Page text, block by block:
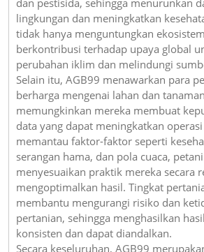
lingkungan dan meningkatkan
tidak hanya menguntungkan
berkontribusi terhadap upaya global
perubahan iklim dan melindungi
Selain itu, AGB99 menawarkan para
berharga mengenai lahan dan
memungkinkan mereka membuat
data yang dapat meningkatkan
memantau faktor-faktor seperti
serangan hama, dan pola cuaca,
menyesuaikan praktik mereka secara
mengoptimalkan hasil. Tingkat
membantu mengurangi risiko dan
pertanian, sehingga menghasilkan
konsisten dan dapat diandalkan.
Secara keseluruhan, AGB99